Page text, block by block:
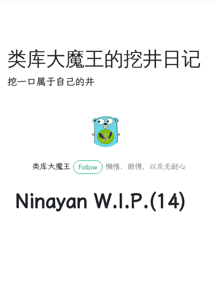
类库大魔王的挖井日记
挖一口属于自己的井
类库大魔王 Follow 懒惰，傲慢，以及无耐心
Ninayan W.I.P.(14)